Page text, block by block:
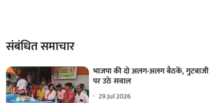
संबंधित समाचार
भाजपा की दो अलग-अलग बैठकें, गुटबाजी
पर उठे सवाल
29 Jul 2026